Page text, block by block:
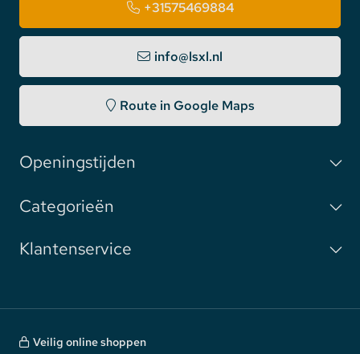
+31575469884
info@lsxl.nl
Route in Google Maps
Openingstijden
Categorieën
Klantenservice
Veilig online shoppen